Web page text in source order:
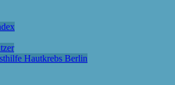
Hautkrebs Berlin